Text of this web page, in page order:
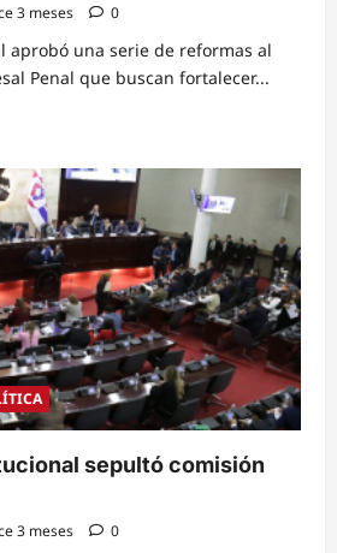
3 meses 0
aprobó una serie de reformas al
Penal que buscan fortalecer...
sepultó comisión
3 meses 0